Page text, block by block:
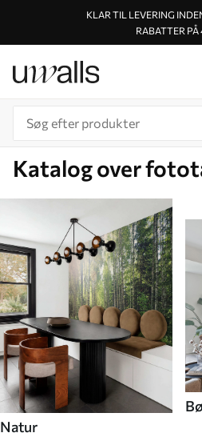
KLAR TIL LEVERING
RABATTER PÅ
Katalog over
Natur